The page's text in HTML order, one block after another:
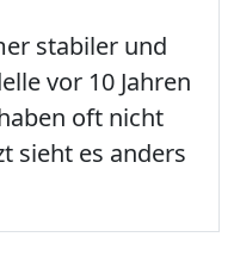
stabiler und
vor 10 Jahren
oft nicht
sieht es anders